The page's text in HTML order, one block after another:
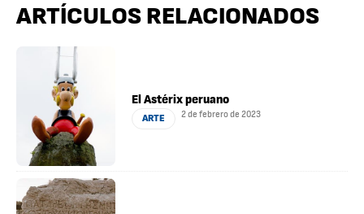
ARTÍCULOS RELACIONADOS
El Astérix peruano
ARTE 2 de febrero de 2023